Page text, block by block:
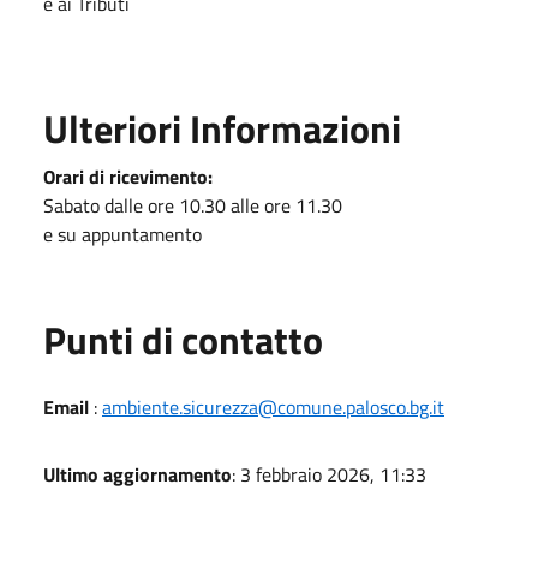
Ulteriori Informazioni
Orari di ricevimento:
Sabato dalle ore 10.30 alle ore 11.30
e su appuntamento
Punti di contatto
Email :ambiente.sicurezza@comune.palosco.bg.it
Ultimo aggiornamento: 3 febbraio 2026, 11:33